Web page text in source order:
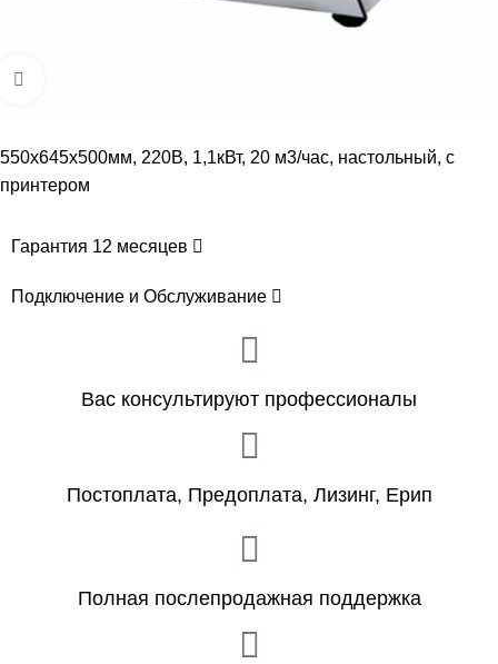
550x645x500мм, 220В, 1,1кВт, 20 м3/час, настольный, с
принтером
Гарантия 12 месяцев
Подключение и Обслуживание
Вас консультируют профессионалы
Постоплата, Предоплата, Лизинг, Ерип
Полная послепродажная поддержка